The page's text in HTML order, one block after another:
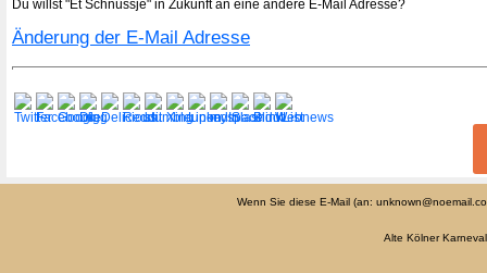
Du willst "Et Schnüssje" in Zukunft an eine andere E-Mail Adresse?
Änderung der E-Mail Adresse
Wenn Sie diese E-Mail (an:
Alte Kölner